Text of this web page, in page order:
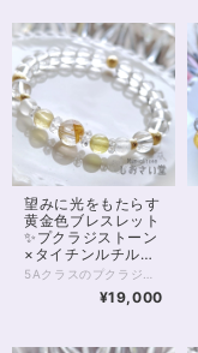
望みに光をもたらす
黄金色ブレスレット
✨プクラジストーン
×タイチンルチルク
オーツ17cm
¥19,000